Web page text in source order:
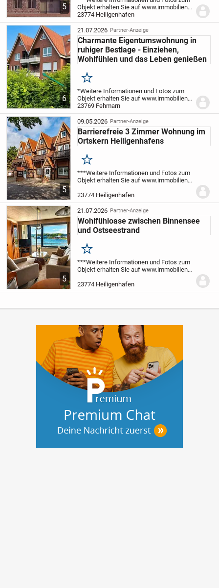
5
Objekt erhalten Sie auf www.immobilien-
fuxx.de.***
23774 Heiligenhafen
6
21.07.2026 Partner-Anzeige
Charmante Eigentumswohnung in
ruhiger Bestlage - Einziehen,
Wohlfühlen und das Leben genießen
Merken
*Weitere Informationen und Fotos zum
Objekt erhalten Sie auf www.immobilien-
fuxx.de.***Fordern Sie einen 360°
Rundgang an.
23769 Fehmarn
5
09.05.2026 Partner-Anzeige
Barrierefreie 3 Zimmer Wohnung im
Ortskern Heiligenhafens
Merken
***Weitere Informationen und Fotos zum
Objekt erhalten Sie auf www.immobilien-
Rundgang durch die Immobilie an!!!
23774 Heiligenhafen
5
21.07.2026 Partner-Anzeige
Wohlfühloase zwischen Binnensee
und Ostseestrand
Merken
***Weitere Informationen und Fotos zum
Objekt erhalten Sie auf www.immobilien-
passenden 360° Rundgang bei uns an.
23774 Heiligenhafen